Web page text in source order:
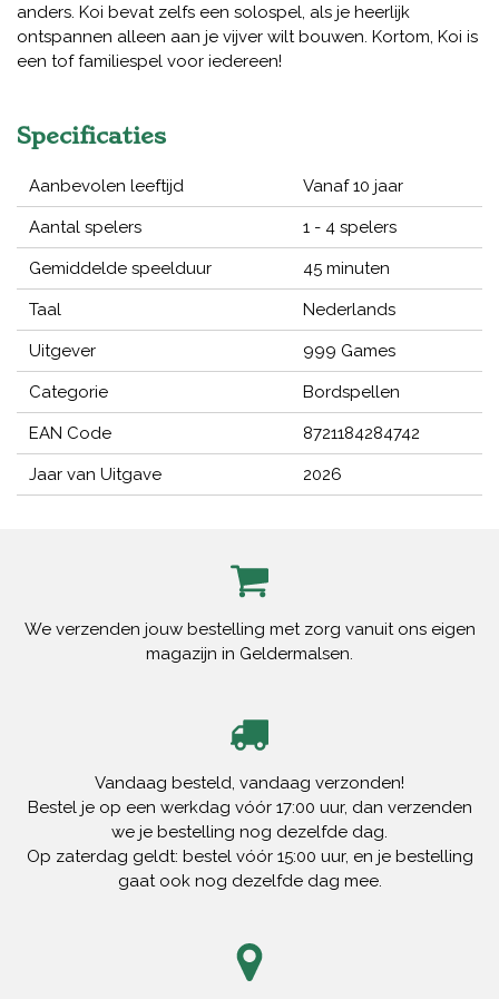
anders. Koi bevat zelfs een solospel, als je heerlijk
ontspannen alleen aan je vijver wilt bouwen. Kortom, Koi is
een tof familiespel voor iedereen!
Specificaties
Aanbevolen leeftijd Vanaf 10 jaar
Aantal spelers 1 - 4 spelers
Gemiddelde speelduur 45 minuten
Taal Nederlands
Uitgever 999 Games
Categorie Bordspellen
EAN Code 8721184284742
Jaar van Uitgave 2026
We verzenden jouw bestelling met zorg vanuit ons eigen
magazijn in Geldermalsen.
Vandaag besteld, vandaag verzonden!
Bestel je op een werkdag vóór 17:00 uur, dan verzenden
we je bestelling nog dezelfde dag.
Op zaterdag geldt: bestel vóór 15:00 uur, en je bestelling
gaat ook nog dezelfde dag mee.